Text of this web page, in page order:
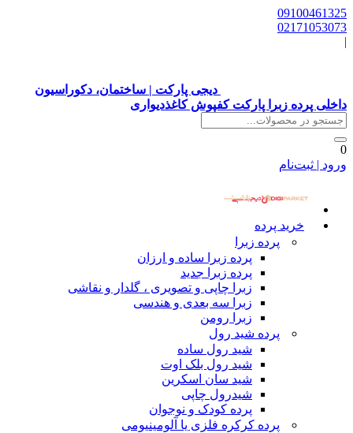
09100461325
02171053073
|
دیجی پارکت | ساختمان، دکوراسیون
داخلی پرده زبرا پارکت کفپوش کاغذدیواری
0
ورود | ثبت‌نام
خرید پرده
پرده زبرا
پرده زبرا ساده و ارزان
پرده زبرا جدید
زبرا چاپی و تصویری ، گلدار و نقاشی
زبرا سه بعدی و هندسی
زبرا رومن
پرده شید رول
شید رول ساده
شید رول بلک اوت
شید سان اسکرین
شیدرول چاپی
پرده کودک و نوجوان
پرده کرکره فلزی یا آلومینیومی